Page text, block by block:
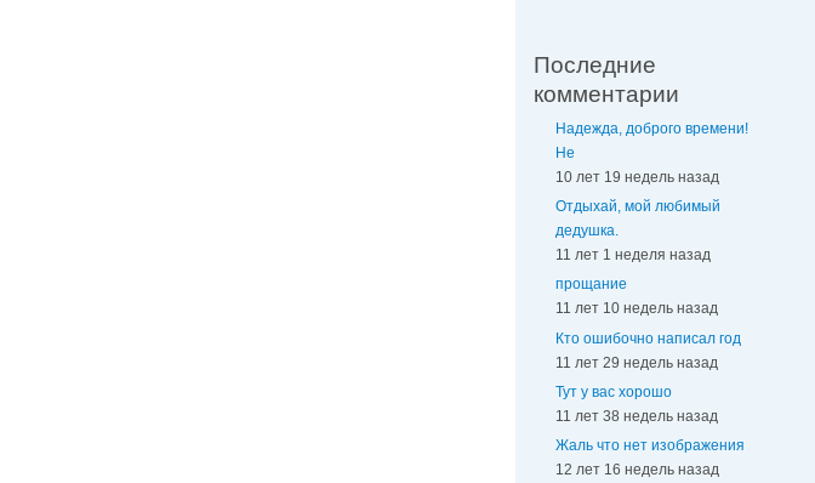
Последние
комментарии
Надежда, доброго времени!
Не
10 лет 19 недель назад
Отдыхай, мой любимый
дедушка.
11 лет 1 неделя назад
прощание
11 лет 10 недель назад
Кто ошибочно написал год
11 лет 29 недель назад
Тут у вас хорошо
11 лет 38 недель назад
Жаль что нет изображения
12 лет 16 недель назад